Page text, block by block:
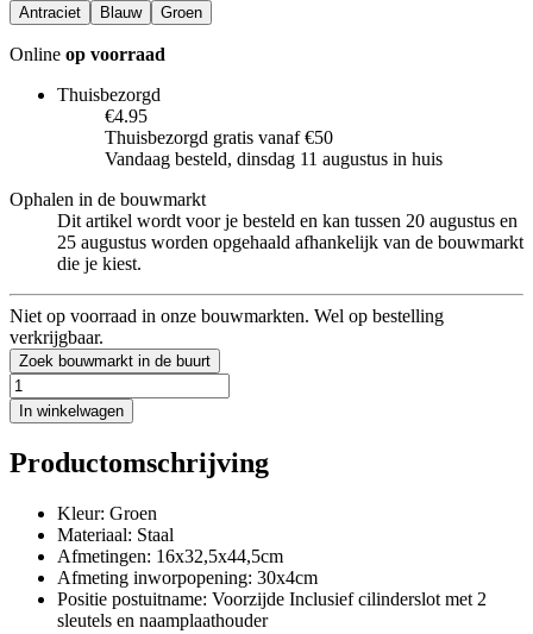
Antraciet Blauw Groen
Online op voorraad
Thuisbezorgd
€4.95
Thuisbezorgd gratis vanaf €50
Vandaag besteld, dinsdag 11 augustus in huis
Ophalen in de bouwmarkt
Dit artikel wordt voor je besteld en kan tussen 20 augustus en
25 augustus worden opgehaald afhankelijk van de bouwmarkt
die je kiest.
Niet op voorraad in onze bouwmarkten. Wel op bestelling
verkrijgbaar.
Zoek bouwmarkt in de buurt
In winkelwagen
Productomschrijving
Kleur: Groen
Materiaal: Staal
Afmetingen: 16x32,5x44,5cm
Afmeting inworpopening: 30x4cm
Positie postuitname: Voorzijde Inclusief cilinderslot met 2
sleutels en naamplaathouder